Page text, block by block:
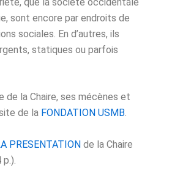
sont encore par endroits de
sociales. En d’autres, ils
statiques ou parfois
de la Chaire, ses mécènes et
de la FONDATION USMB.
PRESENTATION de la Chaire